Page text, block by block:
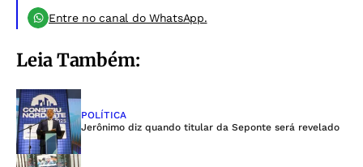
Entre no canal do WhatsApp.
Leia Também:
POLÍTICA
Jerônimo diz quando titular da Seponte será revelado